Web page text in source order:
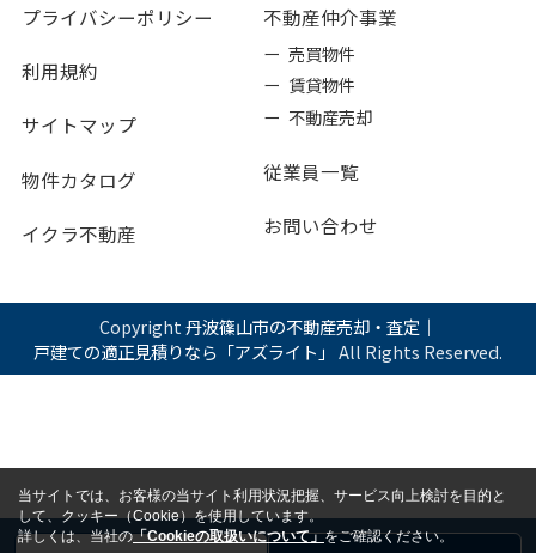
プライバシーポリシー
利用規約
サイトマップ
物件カタログ
イクラ不動産
不動産仲介事業
ー 売買物件
ー 賃貸物件
ー 不動産売却
従業員一覧
お問い合わせ
Copyright丹波篠山市の不動産売却・査定｜
戸建ての適正見積りなら「アズライト」 All Rights Reserved.
当サイトでは、お客様の当サイト利用状況把握、サービス向上検討を目的と
して、クッキー（Cookie）を使用しています。
詳しくは、当社の「Cookieの取扱いについて」をご確認ください。